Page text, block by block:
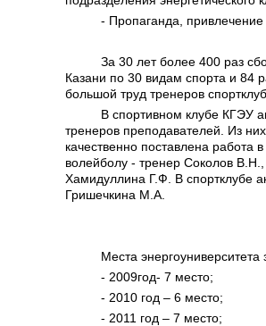
- Пропаганда, привлечение
За 30 лет более 400 раз
Казани по 30 видам спорта и 84
большой труд тренеров
В спортивном клубе КГЭУ
тренеров преподавателей. Из
качественно поставлена
волейболу - тренер Соколов
Хамидуллина Г.Ф. В спортклубе
Гришечкина М.А.
Места энергоуниверситета
- 2009год- 7 место;
- 2010 год – 6 место;
- 2011 год – 7 место;